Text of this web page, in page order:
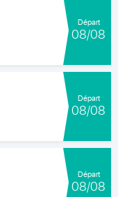
Départ
08/08
Départ
08/08
Départ
08/08